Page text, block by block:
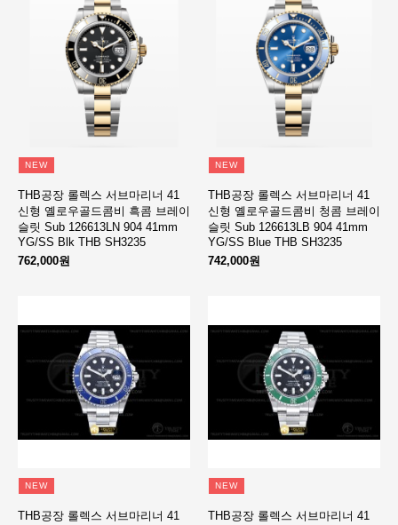
NEW
THB공장 롤렉스 서브마리너 41
신형 옐로우골드콤비 흑콤 브레이
슬릿 Sub 126613LN 904 41mm
YG/SS Blk THB SH3235
762,000원
NEW
THB공장 롤렉스 서브마리너 41
신형 옐로우골드콤비 청콤 브레이
슬릿 Sub 126613LB 904 41mm
YG/SS Blue THB SH3235
742,000원
NEW
THB공장 롤렉스 서브마리너 41
NEW
THB공장 롤렉스 서브마리너 41